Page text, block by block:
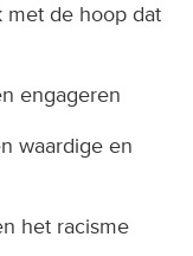
met de hoop dat
engageren
waardige en
het racisme